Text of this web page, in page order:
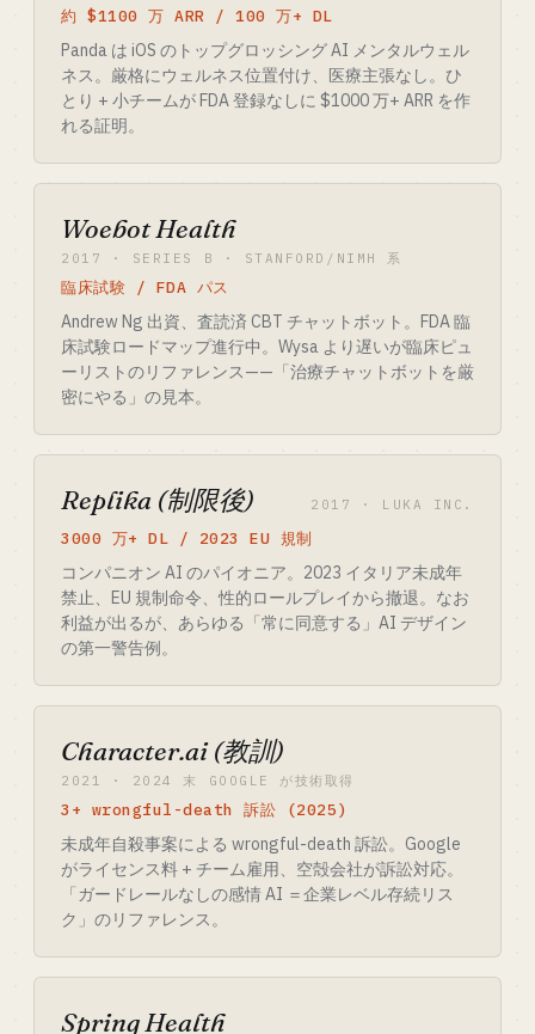
約 $1100 万 ARR / 100 万+ DL
Panda は iOS のトップグロッシング AI メンタルウェル
ネス。厳格にウェルネス位置付け、医療主張なし。ひ
とり + 小チームが FDA 登録なしに $1000 万+ ARR を作
れる証明。
Woebot Health
2017 · SERIES B · STANFORD/NIMH 系
臨床試験 / FDA パス
Andrew Ng 出資、査読済 CBT チャットボット。FDA 臨
床試験ロードマップ進行中。Wysa より遅いが臨床ピュ
ーリストのリファレンス——「治療チャットボットを厳
密にやる」の見本。
Replika (制限後) 2017 · LUKA INC.
3000 万+ DL / 2023 EU 規制
コンパニオン AI のパイオニア。2023 イタリア未成年
禁止、EU 規制命令、性的ロールプレイから撤退。なお
利益が出るが、あらゆる「常に同意する」AI デザイン
の第一警告例。
Character.ai (教訓)
2021 · 2024 末 GOOGLE が技術取得
3+ wrongful-death 訴訟 (2025)
未成年自殺事案による wrongful-death 訴訟。Google
がライセンス料 + チーム雇用、空殻会社が訴訟対応。
「ガードレールなしの感情 AI ＝企業レベル存続リス
ク」のリファレンス。
Spring Health